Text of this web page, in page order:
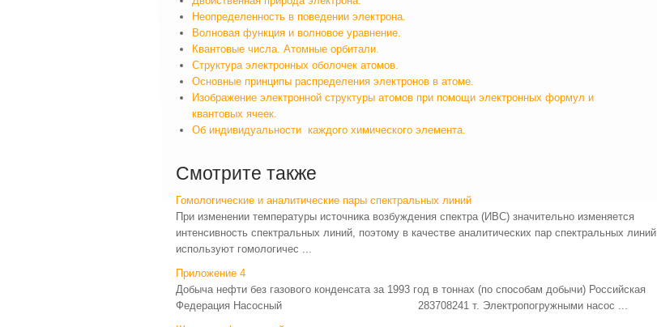
Неопределенность в поведении электрона.
Волновая функция и волновое уравнение.
Квантовые числа. Атомные орбитали.
Структура электронных оболочек атомов.
Основные принципы распределения электронов в атоме.
Изображение электронной структуры атомов при помощи электронных формул и
квантовых ячеек.
Об индивидуальности каждого химического элемента.
Смотрите также
Гомологические и аналитические пары спектральных линий
При изменении температуры источника возбуждения спектра (ИВС) значительно изменяется
интенсивность спектральных линий, поэтому в качестве аналитических пар спектральных линий
используют гомологичес ...
Приложение 4
Добыча нефти без газового конденсата за 1993 год в тоннах (по способам добычи) Российская
Федерация Насосный 283708241 т. Электропогружными насос ...